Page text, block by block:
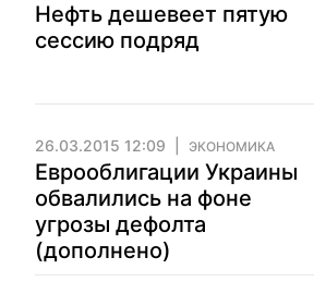
Нефть дешевеет пятую
сессию подряд
26.03.2015 12:09 ЭКОНОМИКА
Еврооблигации Украины
обвалились на фоне
угрозы дефолта
(дополнено)